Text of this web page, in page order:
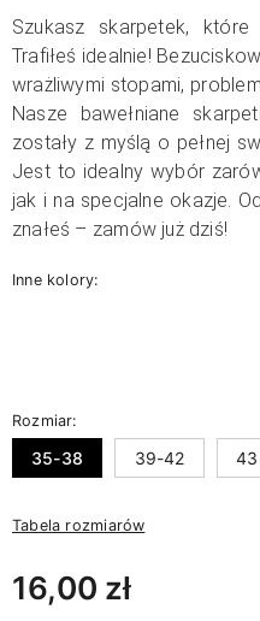
Szukasz skarpetek,
Trafiłeś idealnie!
wrażliwymi stopami,
Nasze bawełniane
zostały z myślą o pełnej
Jest to idealny wybór
jak i na specjalne okazje.
znałeś – zamów już dziś!
Inne kolory:
Rozmiar:
35-38 39-42
Tabela rozmiarów
16,00 zł